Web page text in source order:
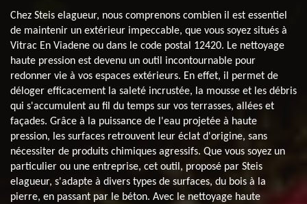
Chez Steis elagueur, nous comprenons combien il est essentiel
de maintenir un extérieur impeccable, que vous soyez situés à
Vitrac En Viadene ou dans le code postal 12420. Le nettoyage
haute pression est devenu un outil incontournable pour
redonner vie à vos espaces extérieurs. En effet, il permet de
déloger efficacement la saleté incrustée, la mousse et les débris
qui s'accumulent au fil du temps sur vos terrasses, allées et
façades. Grâce à la puissance de l'eau projetée à haute
pression, les surfaces retrouvent leur éclat d'origine, sans
nécessiter de produits chimiques agressifs. Que vous soyez un
particulier ou une entreprise, cet outil, proposé par Steis
elagueur, s'adapte à divers types de surfaces, du bois à la
pierre, en passant par le béton. Avec le nettoyage haute